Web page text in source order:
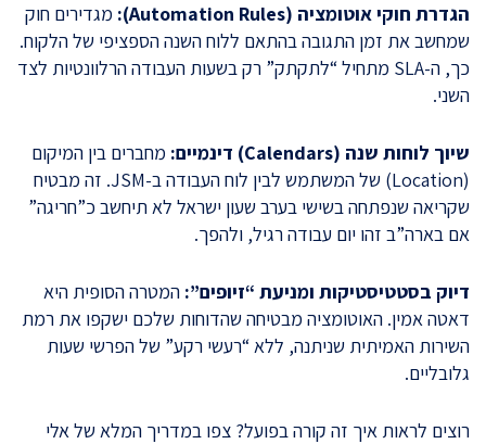
הגדרת חוקי אוטומציה (Automation Rules):
מגדירים חוק
שמחשב את זמן התגובה בהתאם ללוח השנה הספציפי של הלקוח.
כך, ה-SLA מתחיל “לתקתק” רק בשעות העבודה הרלוונטיות לצד
השני.
שיוך לוחות שנה (Calendars) דינמיים:
מחברים בין המיקום
(Location) של המשתמש לבין לוח העבודה ב-JSM. זה מבטיח
שקריאה שנפתחה בשישי בערב שעון ישראל לא תיחשב כ”חריגה”
אם בארה”ב זהו יום עבודה רגיל, ולהפך.
דיוק בסטטיסטיקות ומניעת “זיופים”: המטרה הסופית היא
דאטה אמין. האוטומציה מבטיחה שהדוחות שלכם ישקפו את רמת
השירות האמיתית שניתנה, ללא “רעשי רקע” של הפרשי שעות
גלובליים.
רוצים לראות איך זה קורה בפועל? צפו במדריך המלא של אלי